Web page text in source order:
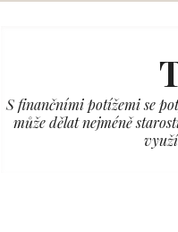
S finančními potížemi se
může dělat nejméně